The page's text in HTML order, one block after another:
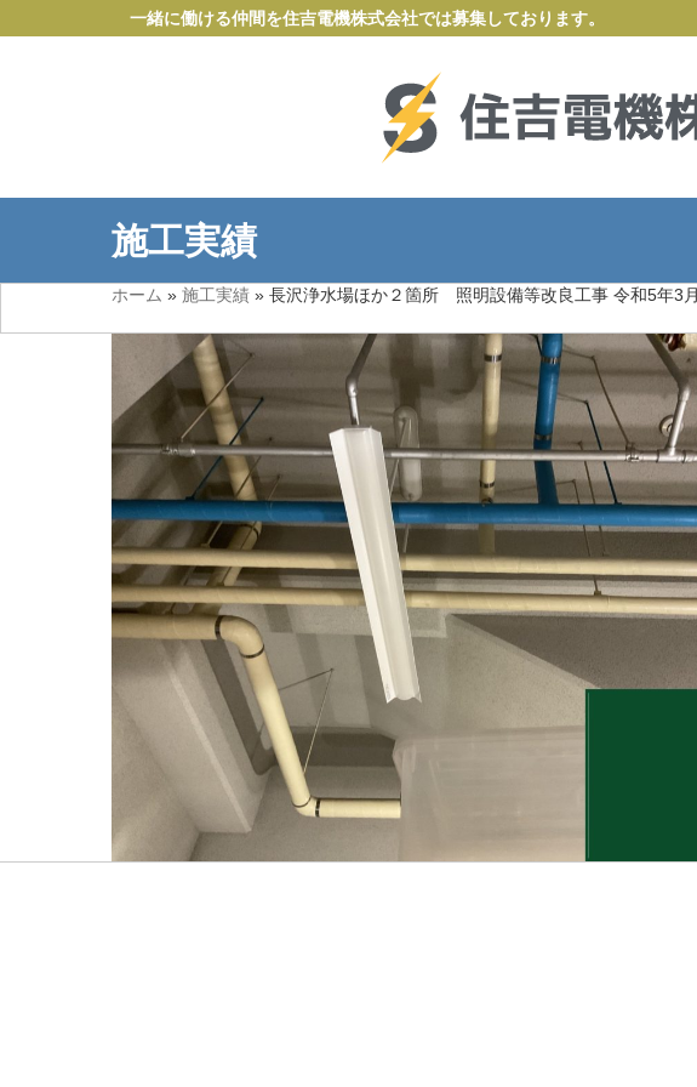
一緒に働ける仲間を住吉電機株式会社では募集しております。
施工実績
ホーム » 施工実績 » 長沢浄水場ほか２箇所 照明設備等改良工事 令和5年3月